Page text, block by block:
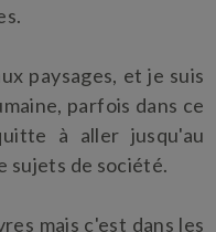
paysages, et je suis
parfois dans ce
à aller jusqu'au
sujets de société.
mais c'est dans les